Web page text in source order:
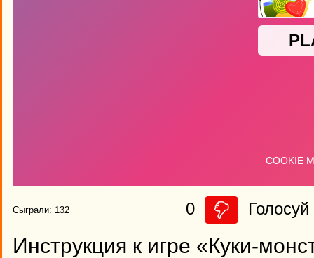
Сыграли: 132 0 Голосуй
Инструкция к игре «Куки-